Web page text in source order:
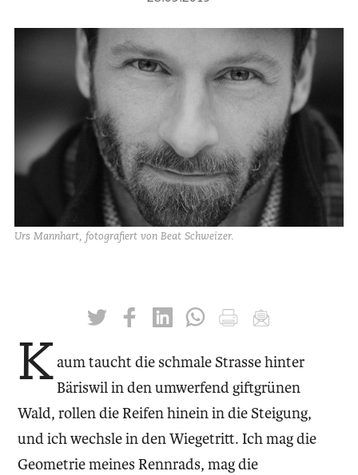
Urs Mannhart, fotografiert von Beat Schweizer.
twittern liken teilen teilen drucken
Kaum taucht die schmale Strasse hinter
Bäriswil in den umwerfend giftgrünen
Wald, rollen die Reifen hinein in die Steigung,
und ich wechsle in den Wiegetritt. Ich mag die
Geometrie meines Rennrads, mag die